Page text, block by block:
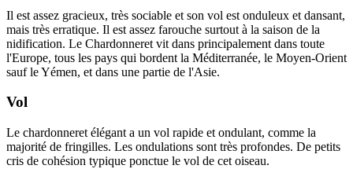
Il est assez gracieux, très sociable et son vol est onduleux et dansant,
mais très erratique. Il est assez farouche surtout à la saison de la
nidification. Le Chardonneret vit dans principalement dans toute
l'Europe, tous les pays qui bordent la Méditerranée, le Moyen-Orient
sauf le Yémen, et dans une partie de l'Asie.
Vol
Le chardonneret élégant a un vol rapide et ondulant, comme la
majorité de fringilles. Les ondulations sont très profondes. De petits
cris de cohésion typique ponctue le vol de cet oiseau.